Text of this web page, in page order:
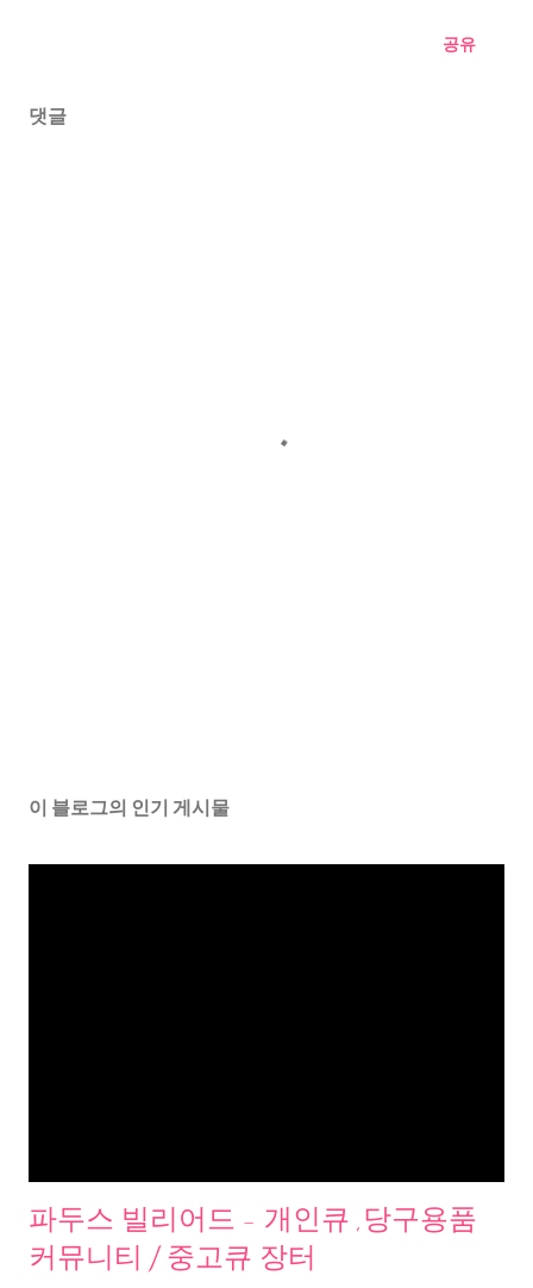
공유
댓글
이 블로그의 인기 게시물
파두스 빌리어드 - 개인큐 ,당구용품
커뮤니티 / 중고큐 장터